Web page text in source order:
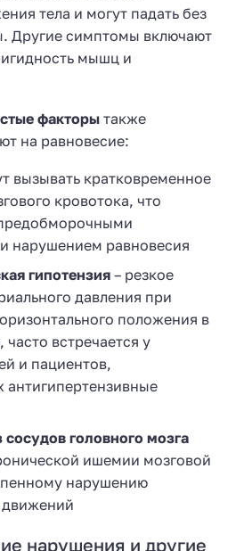
тела и могут падать без
Другие симптомы включают
мышц и
факторы также
на равновесие:
вызывать кратковременное
кровотока, что
нарушением равновесия
гипотензия – резкое
давления при
положения в
часто встречается у
и пациентов,
сосудов головного мозга
ишемии мозговой
нарушению
нарушения и другие